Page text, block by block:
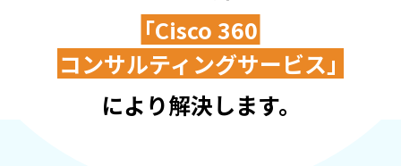
「Cisco 360
コンサルティングサービス」
により解決します。